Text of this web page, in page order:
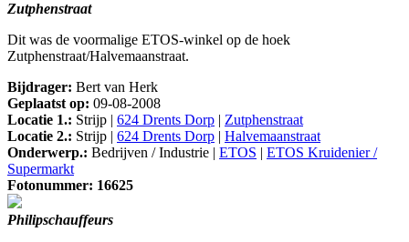
Zutphenstraat
Dit was de voormalige ETOS-winkel op de hoek
Zutphenstraat/Halvemaanstraat.
Bijdrager: Bert van Herk
Geplaatst op: 09-08-2008
Locatie 1.: Strijp | 624 Drents Dorp | Zutphenstraat
Locatie 2.: Strijp | 624 Drents Dorp | Halvemaanstraat
Onderwerp.: Bedrijven / Industrie | ETOS | ETOS Kruidenier /
Supermarkt
Fotonummer: 16625
Philipschauffeurs